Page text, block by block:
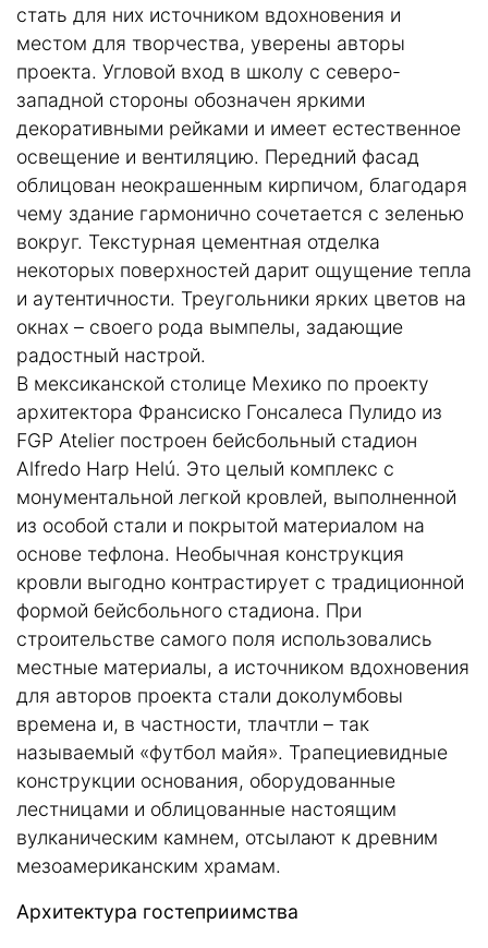
стать для них источником вдохновения и
местом для творчества, уверены авторы
проекта. Угловой вход в школу с северо-
западной стороны обозначен яркими
декоративными рейками и имеет естественное
освещение и вентиляцию. Передний фасад
облицован неокрашенным кирпичом, благодаря
чему здание гармонично сочетается с зеленью
вокруг. Текстурная цементная отделка
некоторых поверхностей дарит ощущение тепла
и аутентичности. Треугольники ярких цветов на
окнах – своего рода вымпелы, задающие
радостный настрой.
В мексиканской столице Мехико по проекту
архитектора Франсиско Гонсалеса Пулидо из
FGP Atelier построен бейсбольный стадион
Alfredo Harp Helú. Это целый комплекс с
монументальной легкой кровлей, выполненной
из особой стали и покрытой материалом на
основе тефлона. Необычная конструкция
кровли выгодно контрастирует с традиционной
формой бейсбольного стадиона. При
строительстве самого поля использовались
местные материалы, а источником вдохновения
для авторов проекта стали доколумбовы
времена и, в частности, тлачтли – так
называемый «футбол майя». Трапециевидные
конструкции основания, оборудованные
лестницами и облицованные настоящим
вулканическим камнем, отсылают к древним
мезоамериканским храмам.
Архитектура гостеприимства